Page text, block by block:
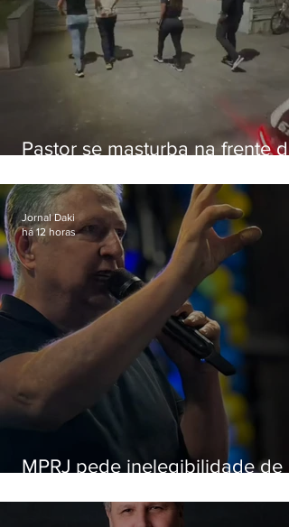
Pastor se masturba na frente de
MPRJ pede inelegibilidade de
Jornal Daki
há 12 horas